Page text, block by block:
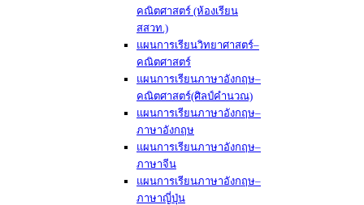
คณิตศาสตร์ (ห้องเรียน
สสวท.)
แผนการเรียนวิทยาศาสตร์–
คณิตศาสตร์
แผนการเรียนภาษาอังกฤษ–
คณิตศาสตร์(ศิลป์คำนวณ)
แผนการเรียนภาษาอังกฤษ–
ภาษาอังกฤษ
แผนการเรียนภาษาอังกฤษ–
ภาษาจีน
แผนการเรียนภาษาอังกฤษ–
ภาษาญี่ปุ่น